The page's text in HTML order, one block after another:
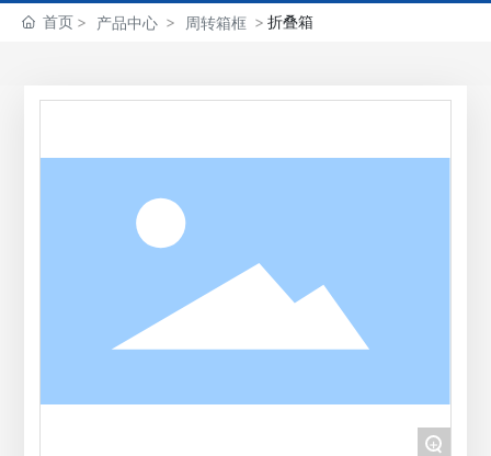
首页 产品中心 周转箱框 折叠箱
+